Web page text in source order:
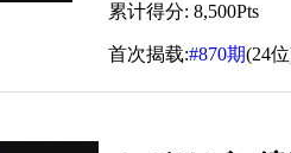
累计得分: 8,500Pts
首次揭载:#870期(24